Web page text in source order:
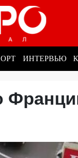
ИНТЕРВЬЮ